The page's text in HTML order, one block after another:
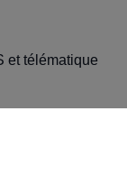
et télématique